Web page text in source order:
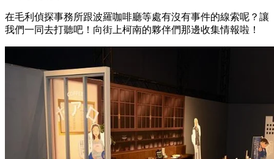
在毛利偵探事務所跟波羅咖啡廳等處有沒有事件的線索呢？讓
我們一同去打聽吧！向街上柯南的夥伴們那邊收集情報啦！